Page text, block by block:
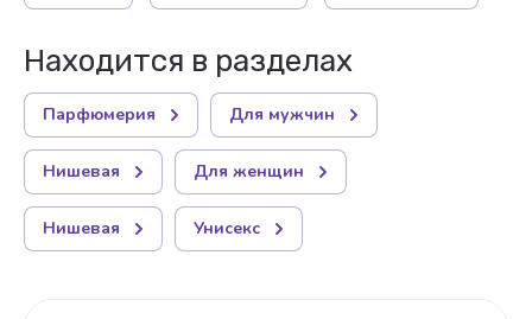
Находится в разделах
Парфюмерия Для мужчин
Нишевая Для женщин
Нишевая Унисекс